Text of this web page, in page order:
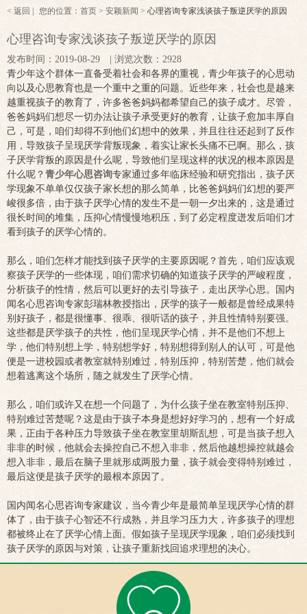
< 返回 | 您的位置： 首页 > 安颖新闻 > 心理咨询专家浅谈孩子叛逆厌学的原因
心理咨询专家浅谈孩子叛逆厌学的原因
发布时间：2019-08-29 | 浏览次数：2928
青少年这个群体一直备受着社会和各界的重视，青少年孩子的心思动
向以及心思教育也是一个重中之重的问题。近些年来，社会也是越来
越重视孩子的教育了，许多爸爸妈妈都希望自己的孩子成才。尽管，
爸爸妈妈们想尽一切办法让孩子承受更好的教育，让孩子愈加丰厚自
己，可是，咱们却得不到他们幻想中的效果，并且往往还起到了反作
用，导致孩子呈现厌学背叛现象，着实让家长头痛不已啊。那么，孩
子厌学背叛的原因是什么呢，导致他们呈现这样的状况的根本原因是
什么呢？青少年心思咨询专家通过多年临床经验和研究指出，孩子厌
学现象不单单仅仅孩子家长想的那么简单，比爸爸妈妈们幻想的要严
峻很多倍，由于孩子厌学心情的发生不是一朝一夕出来的，这是通过
很长时间的堆集，压抑心情慢慢地积压，到了必定程度迸发后咱们才
看到孩子的厌学心情的。
那么，咱们怎样才能找到孩子厌学的主要原因呢？首先，咱们应该观
察孩子厌学的一些体现，咱们需求切确的知道孩子厌学的严峻程度，
分析孩子的性情，然后可以更好的去引导孩子，走出厌学心思。国内
闻名心思咨询专家彭瑞林教授指出，厌学的孩子一般都是曾经成果特
别好孩子，都是很懂事、很乖、很听话的孩子，并且性情特别要强。
这些都是厌学孩子的共性，他们呈现厌学心情，并不是他们不想上
学，他们特别想上学，特别想学好，特别想得到别人的认可，可是他
便是一进校园或者教室就特别难过，特别压抑，特别苦楚，他们就会
想着逃离这个场所，随之就发生了厌学心情。
那么，咱们或许又在想一个问题了，为什么孩子坐在教室特别压抑、
特别难过苦楚呢？这是由于孩子本身是想好好学习的，想有一个好成
果，正由于各种压力导致孩子坐在教室里胡斯乱想，可是当孩子想入
非非的时候，他就会去操控自己不想入非非，然后他越想操控就越会
想入非非，最后在脑子里就形成两股力量，孩子就会变得特别难过，
最后这便是孩子厌学的最根本原因了。
国内闻名心思咨询专家建议，当今青少年是最简单呈现厌学心情的群
体了，由于孩子心智还不行成熟，并且学习压力大，许多孩子的理想
都被终止在了厌学心情上面。假如孩子呈现厌学现象，咱们必须找到
孩子厌学的原因与对策，让孩子重新找回追求理想的决心。